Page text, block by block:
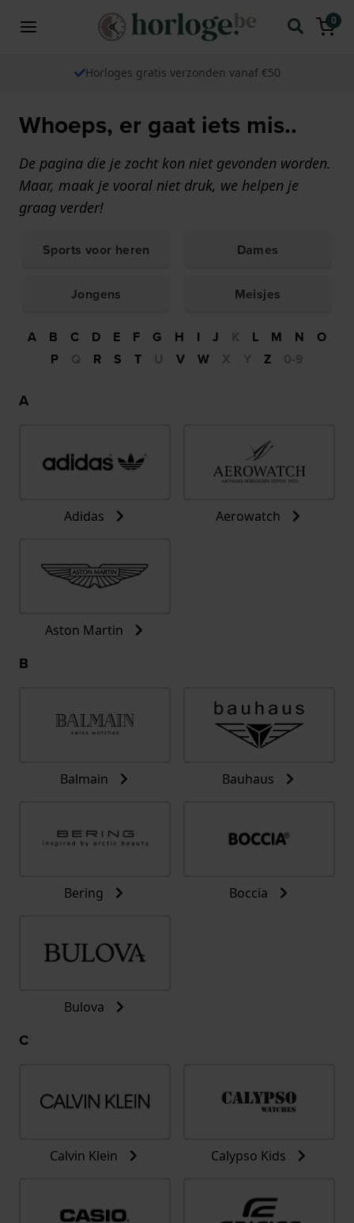
0
Horloges gratis verzonden vanaf €50
Whoeps, er gaat iets mis..
De pagina die je zocht kon niet gevonden worden.
Maar, maak je vooral niet druk, we helpen je
graag verder!
Sports voor heren Dames
Jongens Meisjes
A B C D E F G H I J K L M N
O
P
Q R S T U V W X Y Z 0-9
A
Adidas Aerowatch
Aston Martin
B
Balmain Bauhaus
Bering Boccia
Bulova
C
Calvin Klein Calypso Kids